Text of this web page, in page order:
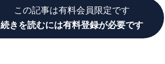
この記事は有料会員限定です
続きを読むには有料登録が必要です